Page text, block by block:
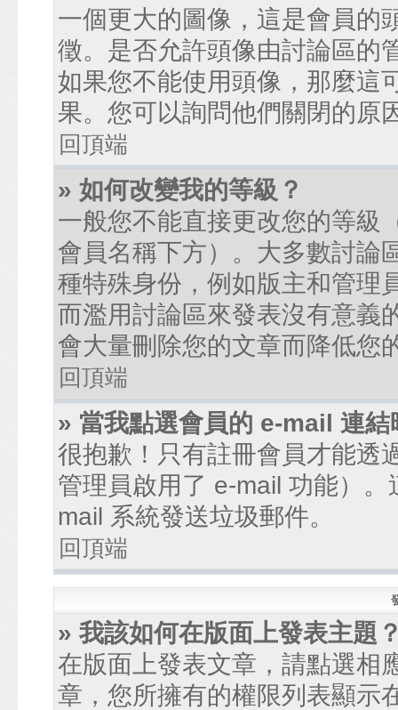
一個更大的圖像，這是會員的
徵。是否允許頭像由討論區的
如果您不能使用頭像，那麼這
果。您可以詢問他們關閉的原
回頂端
» 如何改變我的等級？
一般您不能直接更改您的等級
會員名稱下方）。大多數討論
種特殊身份，例如版主和管理
而濫用討論區來發表沒有意義
會大量刪除您的文章而降低您
回頂端
» 當我點選會員的 e-mail 連
很抱歉！只有註冊會員才能透
管理員啟用了 e-mail 功能）
mail 系統發送垃圾郵件。
回頂端
» 我該如何在版面上發表主題
在版面上發表文章，請點選相
章，您所擁有的權限列表顯示